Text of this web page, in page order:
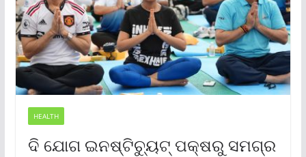
HEALTH
ଦି ଯୋଗ ଇନଷ୍ଟିଚ୍ୟୁଟ୍ ପକ୍ଷରୁ ସମଗ୍ର